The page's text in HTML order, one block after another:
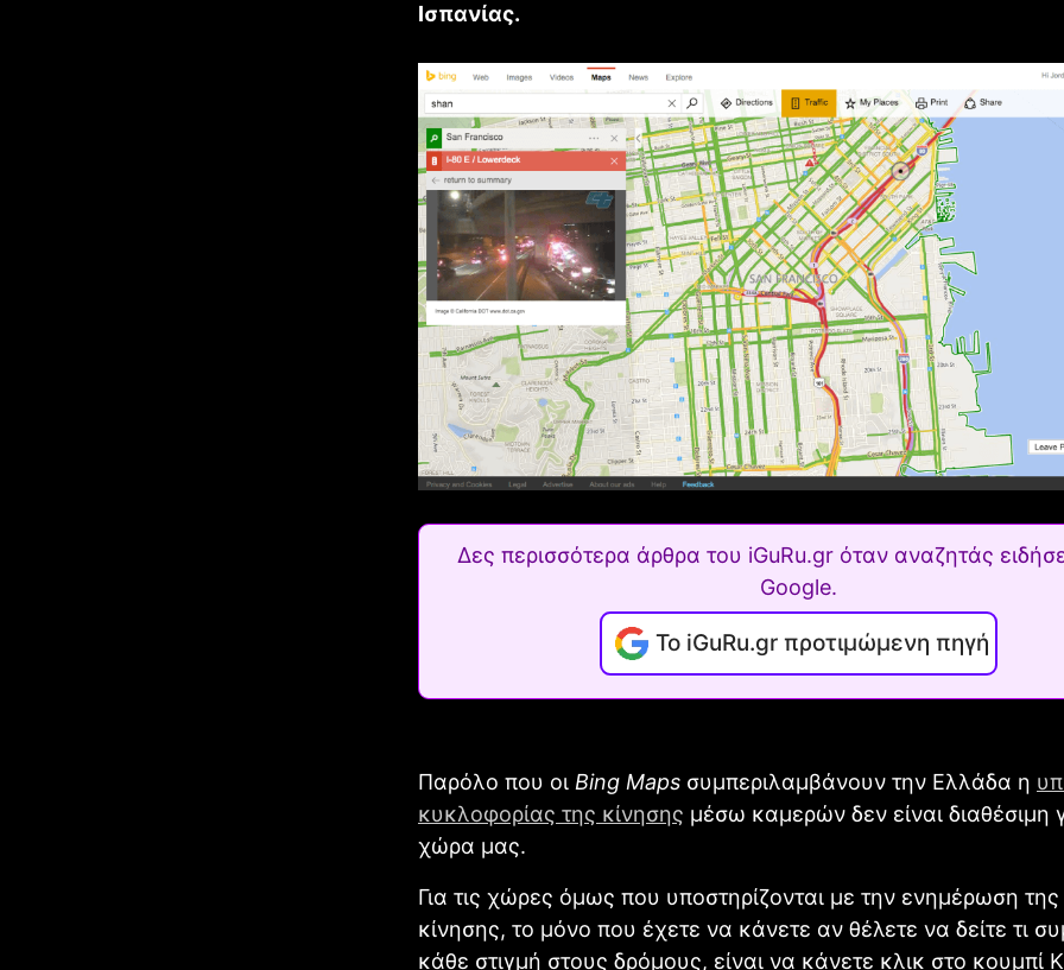
Ισπανίας.
Δες περισσότερα άρθρα του iGuRu.gr όταν αναζητάς
Google.
Το iGuRu.gr προτιμώμενη πηγή
Παρόλο που οι Bing Maps συμπεριλαμβάνουν την Ελλάδα η
κυκλοφορίας της κίνησης μέσω καμερών δεν είναι διαθέσιμη
χώρα μας.
Για τις χώρες όμως που υποστηρίζονται με την ενημέρωση της
κίνησης, το μόνο που έχετε να κάνετε αν θέλετε να δείτε τι
κάθε στιγμή στους δρόμους, είναι να κάνετε κλικ στο κουμπί